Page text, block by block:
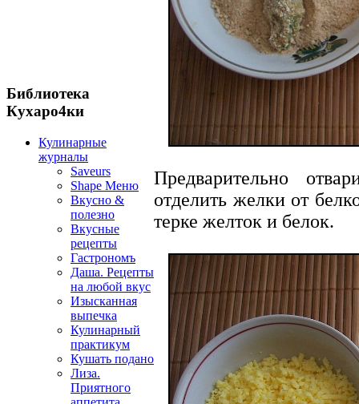
Библиотека
Кухаро4ки
Кулинарные
журналы
Saveurs
Shape Меню
Вкусно &
полезно
Вкусные
рецепты
Гастрономъ
Даша. Рецепты
на любой вкус
Изысканная
выпечка
Кулинарный
практикум
Кушать подано
Лиза.
Приятного
Предварительно
отделить желки от
терке желток и белок.